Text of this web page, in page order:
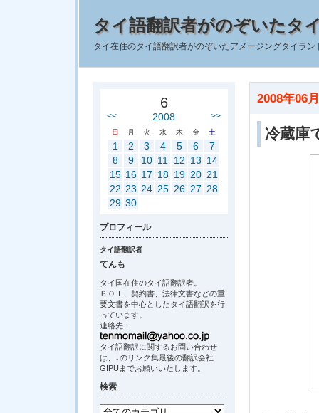
タイ語翻訳者がのぞいたタ
タイ在住のタイ語翻訳者がのぞいたアメージングタイラ
2008年06
冷蔵庫
6
<< 2008 >>
日 月 火 水 木 金 土
1 2 3 4 5 6
7
8
9 10 11 12 13 14
15 16 17 18 19 20 21
22 23 24 25 26 27 28
29 30
プロフィール
タイ語翻訳者
てんも
タイ国在住のタイ語翻訳者。
ＢＯＩ、契約書、法律文書などの重
要文書を中心としたタイ語翻訳を行
っています。
連絡先：
タイ語翻訳に関するお問い合わせ
は、↓のリンク集最後の翻訳会社
GIPUまでお願いいたします。
検索